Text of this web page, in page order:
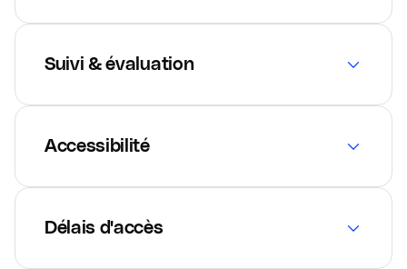
Suivi & évaluation
Accessibilité
Délais d'accès